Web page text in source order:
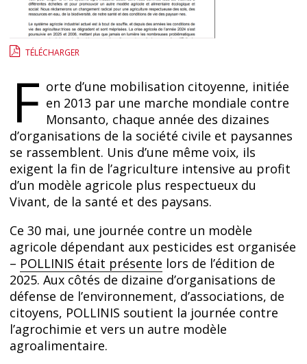
TÉLÉCHARGER
F orte d’une mobilisation citoyenne, initiée
en 2013 par une marche mondiale contre
Monsanto, chaque année des dizaines
d’organisations de la société civile et paysannes
se rassemblent. Unis d’une même voix, ils
exigent la fin de l’agriculture intensive au profit
d’un modèle agricole plus respectueux du
Vivant, de la santé et des paysans.
Ce 30 mai, une journée contre un modèle
agricole dépendant aux pesticides est organisée
– POLLINIS était présente lors de l’édition de
2025. Aux côtés de dizaine d’organisations de
défense de l’environnement, d’associations, de
citoyens, POLLINIS soutient la journée contre
l’agrochimie et vers un autre modèle
agroalimentaire.